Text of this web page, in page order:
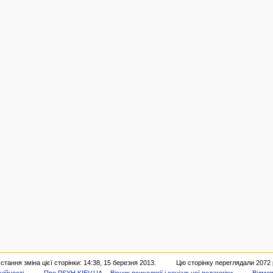
зміна цієї сторінки: 14:38, 15 березня 2013.
Цю сторінку переглядали 2072